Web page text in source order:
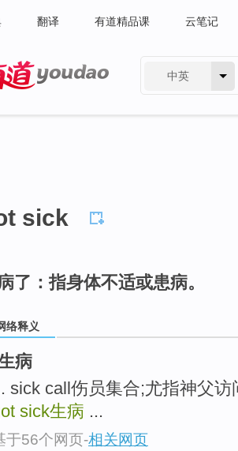
翻译 有道精品课 云笔记
中英
sick
了：指身体不适或患病。
络释义
病
sick call伤员集合;尤指神父
sick生病 ...
于56个网页-相关网页